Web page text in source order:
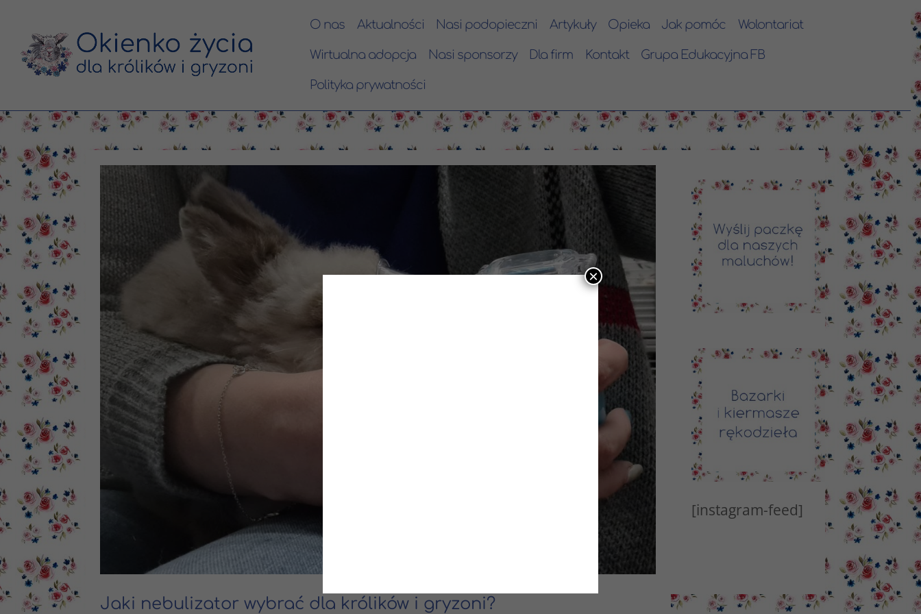
O nas Aktualności Nasi podopieczni Artykuły Opieka Jak pomóc Wolontariat
Wirtualna adopcja Nasi sponsorzy Dla firm Kontakt Grupa Edukacyjna FB
Polityka prywatności
Jaki nebulizator wybrać dla królików i gryzoni?
[instagram-feed]
×